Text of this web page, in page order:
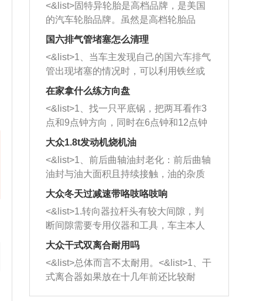
<&list>固特异轮胎是高档品牌，是美国
的汽车轮胎品牌。虽然是高档轮胎品
牌，但是中高低端的轮胎都有生产，这
也是为了更好的开拓市场。
国六排气管堵塞怎么清理
<&list>1、当车主发现自己的国六车排气
管出现堵塞的情况时，可以利用铁丝或
者是细棍，直接将杂物给取出来，如果
堵塞情况比较严重，也可以采取应急措
施。 <&list>2、直接利用木棍将所有的
杂物推到排气管里面的位置处，然后将
三元催化器拆解开，就可以将堵塞的东
西取出来。但如果是因为积碳过多引起
的堵塞，就需要将三元催化器泡在草酸
洗剂对堵塞的情况得到解决，将清洗剂
放在燃油箱中，与燃油混合后，车辆启
动时，就可以和汽油一起进入到燃烧
室，最后形成废气排出，就可以让三元
催化器得到清洗，排气管堵塞的情况就
能够得到解决。
在家拿什么练方向盘
<&list>1、找一只平底锅，把两耳看作3
点和9点钟方向，同时在6点钟和12点钟
方向做一个标记。 <&list>2、双手握住
一圈半的练习，往右同样也要打相同的
圈数。 <&list>3、最后强调要反复练
习，这样就可以形成肌肉记忆，在真实
驾驶车辆时，不需要记忆也能打好方
向。
大众1.8t发动机烧机油
<&list>1、前后曲轴油封老化：前后曲轴
油封与油大面积且持续接触，油的杂质
和发动机内持续温度变化使其密封效果
逐渐减弱，导致渗油或漏油。<&list>2、
活塞间隙过大：积碳会使活塞环与缸体
的间隙扩大，导致机油流入燃烧室中，
造成烧机油。<&list>3、机油粘度。使用
机油粘度过小的话，同样会有烧机油现
象，机油粘度过小具有很好的流动性，
大众冬天过减速带咯吱咯吱响
<&list>1.转向器拉杆头有较大间隙，判
断间隙需要专用仪器和工具，车主本人
无法制作，需要将车辆送到修理厂或4s
店；<&list>2.车辆半轴套管防尘罩破
裂，破裂后会出现漏油现象，使半轴磨
损严重，磨损的半轴容易损坏，产生异
响；<&list>3.稳定器的转向胶套和球头
大众干式双离合耐用吗
<&list>总体而言不太耐用。<&list>1、干
式离合器如果放在十几年前还比较耐